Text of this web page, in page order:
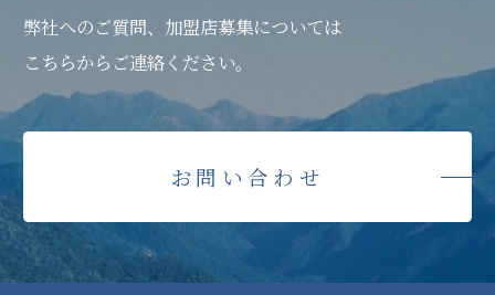
弊社へのご質問、加盟店募集については
こちらからご連絡ください。
お問い合わせ